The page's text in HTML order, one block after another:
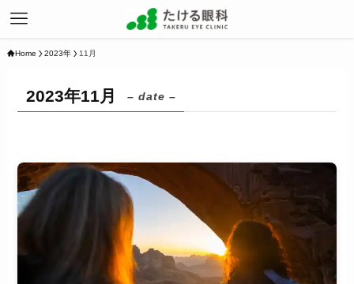
Home 2023年 11月
2023年11月 – date –